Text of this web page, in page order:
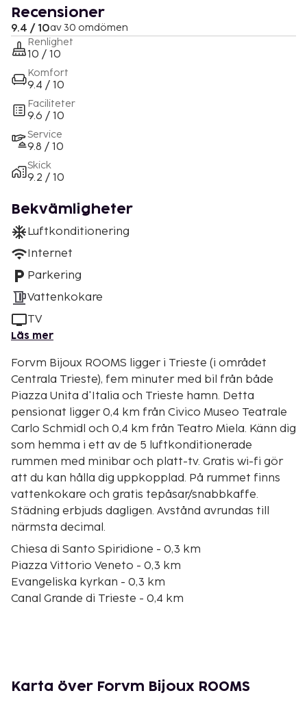
Recensioner
9.4 / 10av 30 omdömen
Renlighet
10 / 10
Komfort
9.4 / 10
Faciliteter
9.6 / 10
Service
9.8 / 10
Skick
9.2 / 10
Bekvämligheter
Luftkonditionering
Internet
Parkering
Vattenkokare
TV
Läs mer
Forvm Bijoux ROOMS ligger i Trieste (i området
Centrala Trieste), fem minuter med bil från både
Piazza Unita d'Italia och Trieste hamn. Detta
pensionat ligger 0,4 km från Civico Museo Teatrale
Carlo Schmidl och 0,4 km från Teatro Miela. Känn dig
som hemma i ett av de 5 luftkonditionerade
rummen med minibar och platt-tv. Gratis wi-fi gör
att du kan hålla dig uppkopplad. På rummet finns
vattenkokare och gratis tepåsar/snabbkaffe.
Städning erbjuds dagligen. Avstånd avrundas till
närmsta decimal.
Chiesa di Santo Spiridione - 0,3 km
Piazza Vittorio Veneto - 0,3 km
Evangeliska kyrkan - 0,3 km
Canal Grande di Trieste - 0,4 km
Trieste-synagogan - 0,6 km
Karta över Forvm Bijoux ROOMS